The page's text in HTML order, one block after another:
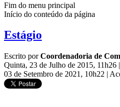
Fim do menu principal
Início do conteúdo da página
Estágio
Escrito porCoordenadoria de
Quinta, 23 de Julho de 2015, 11h26 |
03 de Setembro de 2021, 10h22 |